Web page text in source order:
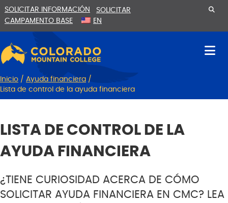
al
contenido
la
navegación
SOLICITAR INFORMACIÓN
SOLICITAR
CAMPAMENTO BASE
EN
Inicio / Ayuda financiera /
Lista de control de la ayuda financiera
LISTA DE CONTROL DE LA
AYUDA FINANCIERA
¿TIENE CURIOSIDAD ACERCA DE CÓMO
SOLICITAR AYUDA FINANCIERA EN CMC? LEA